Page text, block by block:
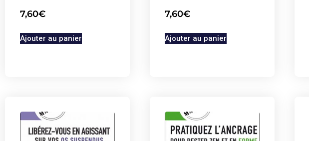
7,60€
Ajouter au panier
7,60€
Ajouter au panier